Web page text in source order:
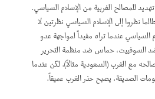
للمصالح الغربية من الإسلام السياسي.
نظروا إلى الإسلام السياسي نظرتين لا
السياسي عندما تراه مفيداً لمواجهة عدو
السوفييت، حماس ضد منظمة التحرير
مع الغرب (السعودية مثالاً). لكن عندما
الصديقة، يصبح حذر الغرب عميقاً.